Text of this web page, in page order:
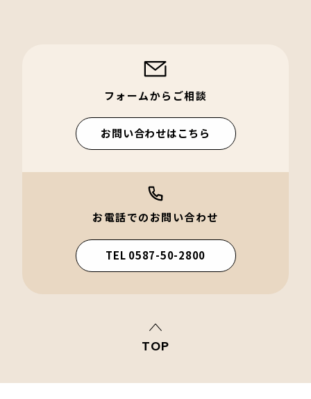
フォームからご相談
お問い合わせはこちら
お電話でのお問い合わせ
TEL 0587-50-2800
TOP